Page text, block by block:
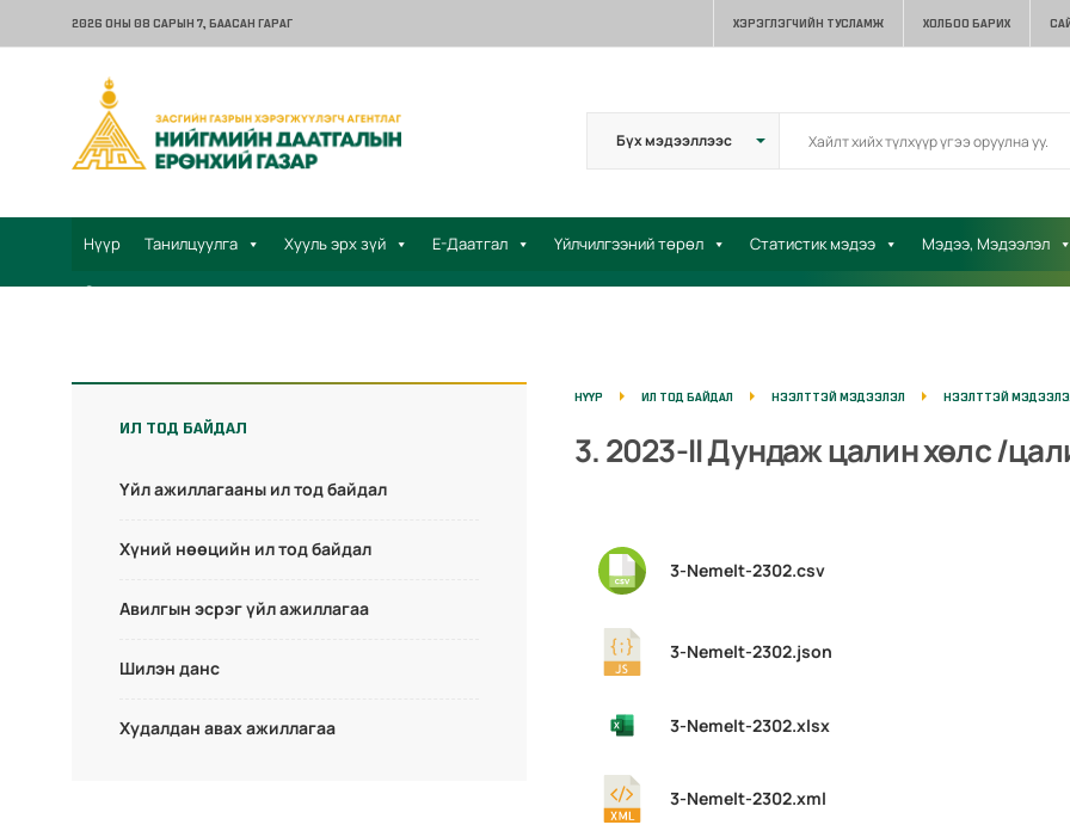
2026 ОНЫ 08 САРЫН 7, БААСАН ГАРАГ ХЭРЭГЛЭГЧИЙН ТУСЛАМЖ ХОЛБОО БАРИХ
Нүүр Танилцуулга Хууль эрх зүй Е-Даатгал Үйлчилгээний төрөл Статистик мэдээ Мэдээ, Мэдээлэл
Санал хүсэлт
ИЛ ТОД БАЙДАЛ
Үйл ажиллагааны ил тод байдал
Хүний нөөцийн ил тод байдал
Авилгын эсрэг үйл ажиллагаа
Шилэн данс
Худалдан авах ажиллагаа
НҮҮР ИЛ ТОД БАЙДАЛ НЭЭЛТТЭЙ МЭДЭЭЛЭЛ НЭЭЛТТЭЙ
3. 2023-II Дундаж цалин хөлс /
3-Nemelt-2302.csv
3-Nemelt-2302.json
3-Nemelt-2302.xlsx
3-Nemelt-2302.xml